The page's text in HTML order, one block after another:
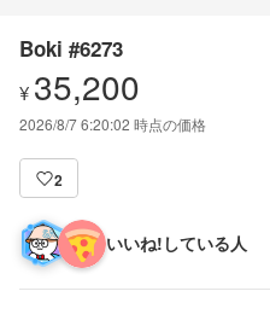
Boki #6273
¥ 35,200
2026/8/7 6:20:02 時点の価格
2
いいね!している人